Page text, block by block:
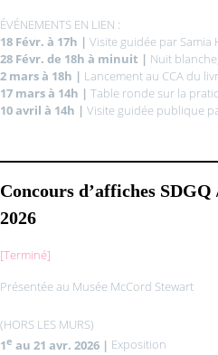
ÉVÉNEMENTS EN LIEN :
18 Févr. à 17h | Visite guidée par Samia
28 Févr. de 18h à minuit | Nuit
2 mars à 18h | Lancement au CCA du
17 mars à 14h | Table ronde sur la
10 avril à 14h | Visite guidée publique
Concours d’affiches
2026
[Terminé]
Présentée au Musée McCord Stewart
(HORS LES MURS)
1e au 21 avr. 2026 | Exposition